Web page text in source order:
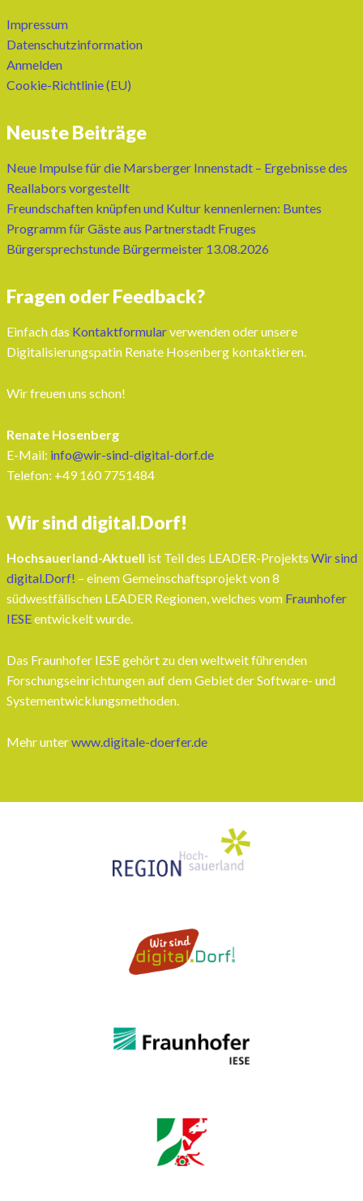
Impressum
Datenschutzinformation
Anmelden
Cookie-Richtlinie (EU)
Neuste Beiträge
Neue Impulse für die Marsberger Innenstadt – Ergebnisse des
Reallabors vorgestellt
Freundschaften knüpfen und Kultur kennenlernen: Buntes
Programm für Gäste aus Partnerstadt Fruges
Bürgersprechstunde Bürgermeister 13.08.2026
Fragen oder Feedback?
Einfach das Kontaktformularverwenden oder unsere
Digitalisierungspatin Renate Hosenberg kontaktieren.
Wir freuen uns schon!
Renate Hosenberg
E-Mail: info@wir-sind-digital-dorf.de
Telefon: ‭+49 160 7751484‬
Wir sind digital.Dorf!
Hochsauerland-Aktuell ist Teil des LEADER-Projekts Wir sind
digital.Dorf! – einem Gemeinschaftsprojekt von 8
südwestfälischen LEADER Regionen, welches vom Fraunhofer
IESEentwickelt wurde.
Das Fraunhofer IESE gehört zu den weltweit führenden
Forschungseinrichtungen auf dem Gebiet der Software- und
Systementwicklungsmethoden.
Mehr unterwww.digitale-doerfer.de